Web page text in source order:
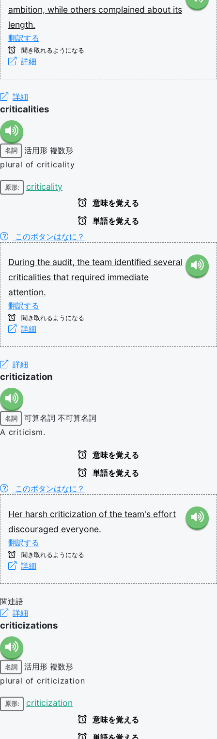
ambition, while others complained about its
length.
翻訳する
聞き取れるようになる
詳細
詳細
criticalities
名詞 活用形 複数形
plural of criticality
原形: criticality
意味を覚える
単語を覚える
このボタンはなに？
During the audit, the team identified several
criticalities that required immediate
attention.
翻訳する
聞き取れるようになる
詳細
詳細
criticization
名詞 可算名詞 不可算名詞
A criticism.
意味を覚える
単語を覚える
このボタンはなに？
Her harsh criticization of the team's effort
discouraged everyone.
翻訳する
聞き取れるようになる
詳細
関連語
詳細
criticizations
名詞 活用形 複数形
plural of criticization
原形: criticization
意味を覚える